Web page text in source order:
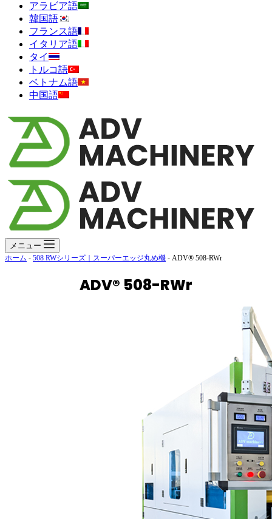
アラビア語
韓国語
フランス語
イタリア語
タイ
トルコ語
ベトナム語
中国語
メニュー
ホーム - 508 RWシリーズ｜スーパーエッジ丸め機 - ADV® 508-RWr
ADV® 508-RWr